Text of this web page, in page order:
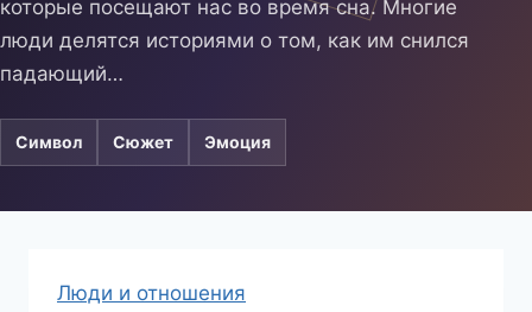
которые посещают нас во время сна. Многие
люди делятся историями о том, как им снился
падающий…
Символ Сюжет Эмоция
Люди и отношения